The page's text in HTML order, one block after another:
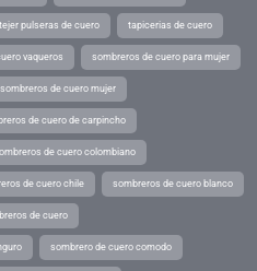
tejer pulseras de cuero tapicerias de cuero
vaqueros sombreros de cuero para mujer
sombreros de cuero mujer
de cuero de carpincho
de cuero colombiano
de cuero chile sombreros de cuero blanco
de cuero
sombrero de cuero comodo